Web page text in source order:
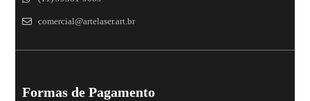
comercial@artelaser.art.br
Formas de Pagamento